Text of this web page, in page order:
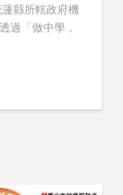
縣所轄政府機
過「做中學，